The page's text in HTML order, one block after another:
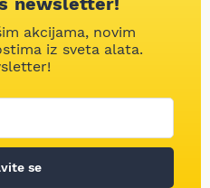
akcijama, novim
iz sveta alata.
se